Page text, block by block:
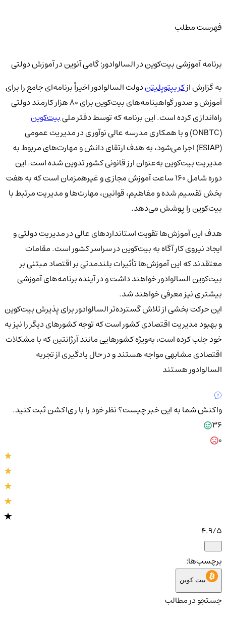
فهرست مطلب
برنامه آموزشی بیت‌کوین در السالوادور: گامی آنوین در آموزش دولتی
به گزارش ازکریپتوپلیتندولت السالوادور اخیراً برنامه‌ای جامع را برای
آموزش و صدور گواهینامه‌های بیت‌کوین برای ۸۰ هزار کارمند دولتی
راه‌اندازی کرده است. این برنامه که توسط دفتر ملیبیت‌کوین
(ONBTC) و با همکاری مدرسه عالی نوآوری در مدیریت عمومی
(ESIAP) اجرا می‌شود، به هدف ارتقای دانش و مهارت‌های مربوط به
مدیریت بیت‌کوین به‌عنوان ارز قانونی کشور تدوین شده است. این
دوره شامل ۱۶۰ ساعت آموزش مجازی و غیرهمزمان است که به هفت
بخش تقسیم شده و مفاهیم، قوانین، مهارت‌ها و مدیریت مرتبط با
بیت‌کوین را پوشش می‌دهد.
هدف این آموزش‌ها تقویت استانداردهای عالی در مدیریت دولتی و
ایجاد نیروی کار آگاه به بیت‌کوین در سراسر کشور است. مقامات
معتقدند که این آموزش‌ها تأثیرات بلندمدتی بر اقتصاد مبتنی بر
بیت‌کوین السالوادور خواهند داشت و در آینده برنامه‌های آموزشی
بیشتری نیز معرفی خواهند شد.
این حرکت بخشی از تلاش گسترده‌تر السالوادور برای پذیرش بیت‌کوین
و بهبود مدیریت اقتصادی کشور است که توجه کشورهای دیگر را نیز به
خود جلب کرده است، به‌ویژه کشورهایی مانند آرژانتین که با مشکلات
اقتصادی مشابهی مواجه هستند و در حال یادگیری از تجربه
السالوادور هستند
واکنش شما به این خبر چیست؟نظر خود را با ری‌اکشن ثبت کنید.
36
4.9/5
برچسب‌ها:
بیت کوین
جستجو در مطالب